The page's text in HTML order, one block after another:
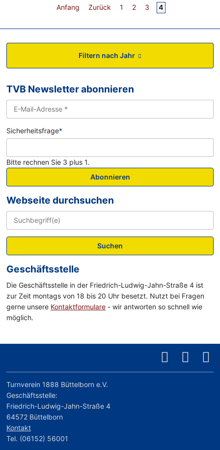
Anfang
Zurück 1 2 3 4
Filtern nach Jahr
TVB Newsletter abonnieren
Sicherheitsfrage*
Bitte rechnen Sie 3 plus 1.
Abonnieren
Webseite durchsuchen
Suchen
Geschäftsstelle
Die Geschäftsstelle in der Friedrich-Ludwig-Jahn-Straße 4 ist
zur Zeit montags von 18 bis 20 Uhr besetzt. Nutzt bei Fragen
gerne unsere Kontaktformulare - wir antworten so schnell wie
möglich.
Turnverein 1888 Büttelborn e.V.
Geschäftsstelle:
Friedrich-Ludwig-Jahn-Straße 4
64572 Büttelborn
Kontakt
Tel. (06152) 56001